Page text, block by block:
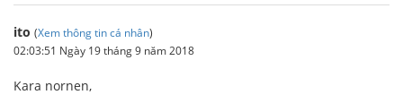
ito (Xem thông tin cá nhân)
02:03:51 Ngày 19 tháng 9 năm 2018
Kara nornen,